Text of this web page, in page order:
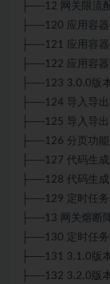
├──12 网关限流
├──120 应用容
├──121 应用容
├──122 应用容
├──123 3.0.0版
├──124 导入导
├──125 导入导
├──126 分页功
├──127 代码生
├──128 代码生
├──129 定时任
├──13 网关熔断
├──130 定时任
├──131 3.1.0版
├──132 3.2.0版